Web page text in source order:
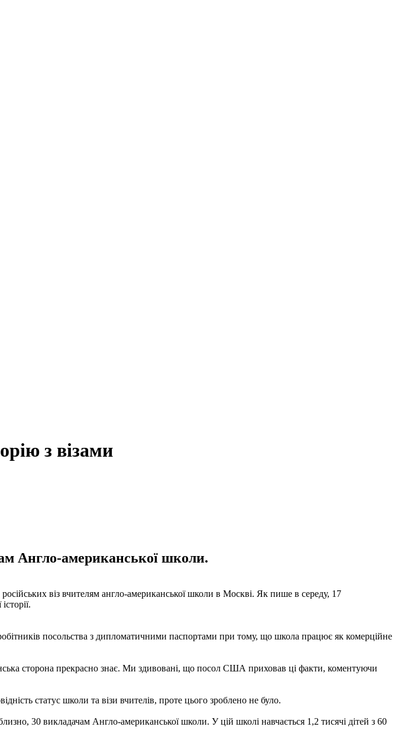
з візами
Англо-американської школи.
віз вчителям англо-американської школи в Москві. Як пише в середу, 17
посольства з дипломатичними паспортами при тому, що школа працює як комерційне
сторона прекрасно знає. Ми здивовані, що посол США приховав ці факти, коментуючи
статус школи та візи вчителів, проте цього зроблено не було.
30 викладачам Англо-американської школи. У цій школі навчається 1,2 тисячі дітей з 60